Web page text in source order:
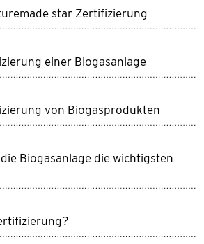
star Zertifizierung
einer Biogasanlage
von Biogasprodukten
Biogasanlage die wichtigsten